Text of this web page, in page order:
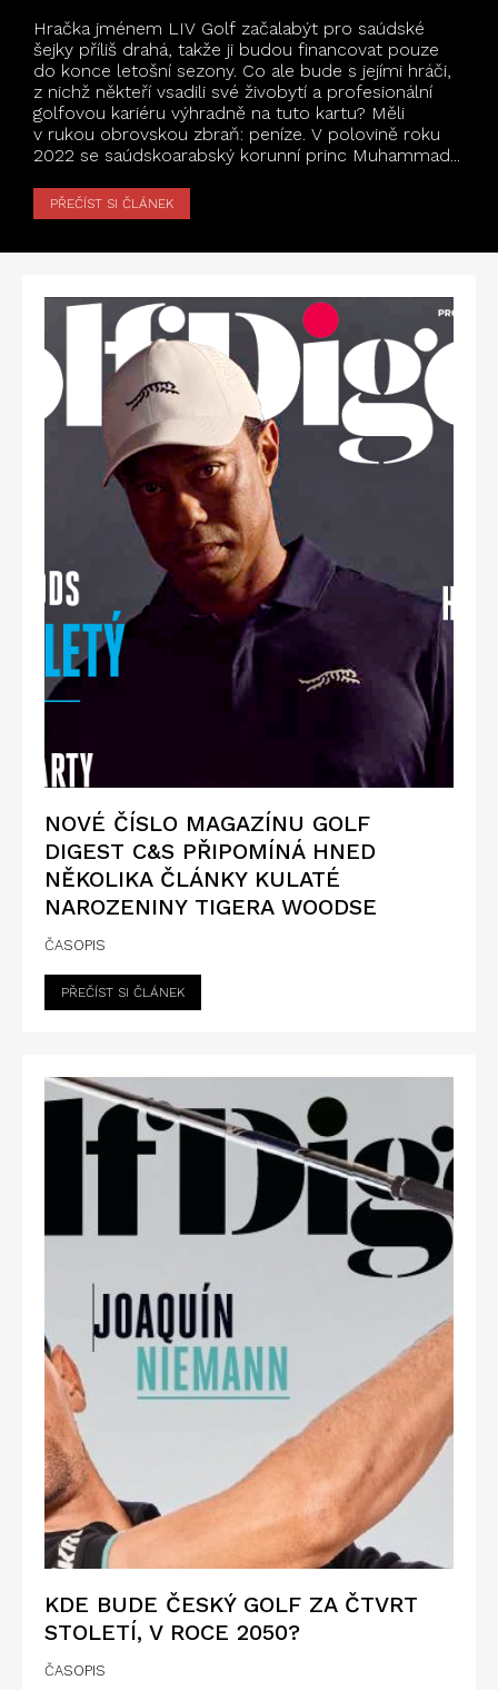
Hračka jménem LIV Golf začalabýt pro saúdské
šejky příliš drahá, takže ji budou financovat pouze
do konce letošní sezony. Co ale bude s jejími hráči,
z nichž někteří vsadili své živobytí a profesionální
golfovou kariéru výhradně na tuto kartu? Měli
v rukou obrovskou zbraň: peníze. V polovině roku
2022 se saúdskoarabský korunní princ Muhammad...
PŘEČÍST SI ČLÁNEK
NOVÉ ČÍSLO MAGAZÍNU GOLF
DIGEST C&S PŘIPOMÍNÁ HNED
NĚKOLIKA ČLÁNKY KULATÉ
NAROZENINY TIGERA WOODSE
ČASOPIS
PŘEČÍST SI ČLÁNEK
KDE BUDE ČESKÝ GOLF ZA ČTVRT
STOLETÍ, V ROCE 2050?
ČASOPIS